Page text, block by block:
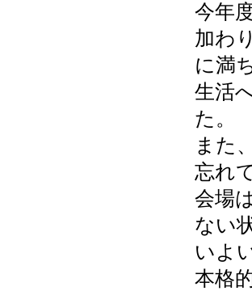
今年
加わ
に満
生活
た。
また
忘れ
会場
ない
いよ
本格